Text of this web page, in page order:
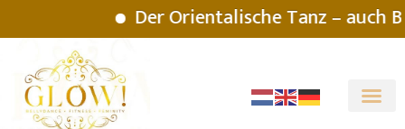
Der Orientalische Tanz – auch